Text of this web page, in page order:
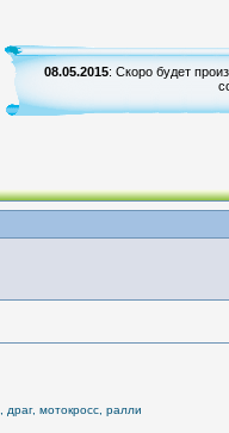
08.05.2015: Скоро будет
мотокросс, ралли